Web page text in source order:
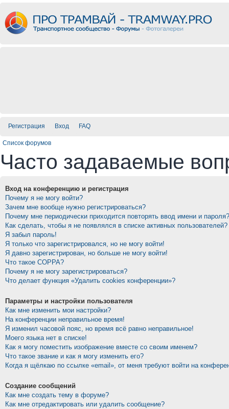
Регистрация Вход FAQ
Список форумов
Часто задаваемые
Вход на конференцию и регистрация
Почему я не могу войти?
Зачем мне вообще нужно регистрироваться?
Почему мне периодически приходится повторять ввод имени и пароля?
Как сделать, чтобы я не появлялся в списке активных пользователей?
Я забыл пароль!
Я только что зарегистрировался, но не могу войти!
Я давно зарегистрирован, но больше не могу войти!
Что такое COPPA?
Почему я не могу зарегистрироваться?
Что делает функция «Удалить cookies конференции»?
Параметры и настройки пользователя
Как мне изменить мои настройки?
На конференции неправильное время!
Я изменил часовой пояс, но время всё равно неправильное!
Моего языка нет в списке!
Как я могу поместить изображение вместе со своим именем?
Что такое звание и как я могу изменить его?
Когда я щёлкаю по ссылке «email», от меня требуют войти на
Создание сообщений
Как мне создать тему в форуме?
Как мне отредактировать или удалить сообщение?